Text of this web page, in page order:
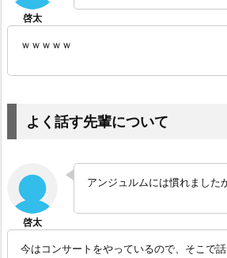
ｗｗｗｗｗ
よく話す先輩について
アンジュルムには慣れました
今はコンサートをやっているので、そこで